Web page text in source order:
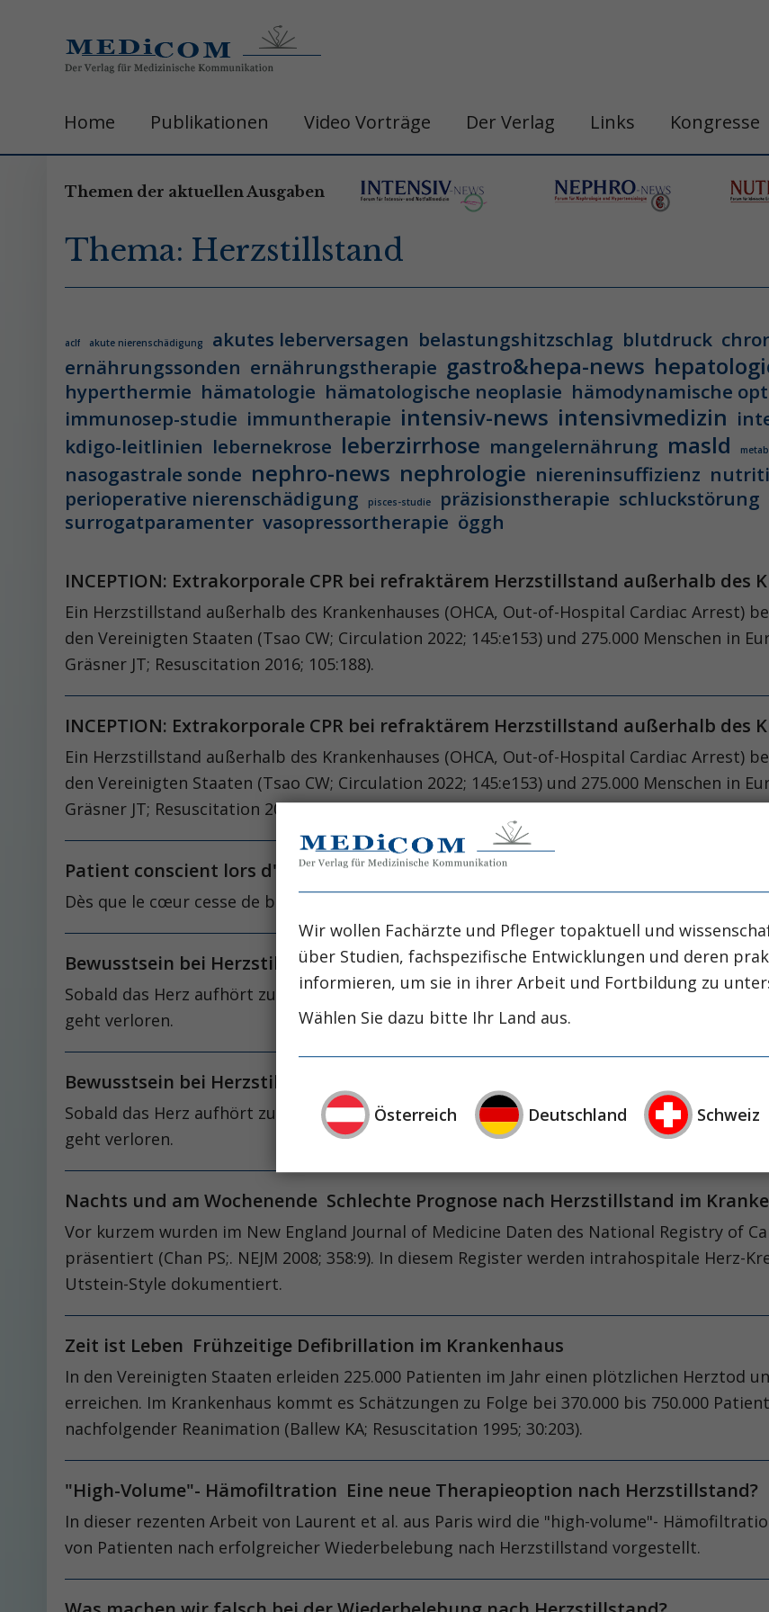
Home Publikationen Video Vorträge Der Verlag Links Kongresse
Themen der aktuellen Ausgaben
Thema: Herzstillstand
aclf akute nierenschädigung akutes leberversagen belastungshitzschlag blutdruck
ernährungssonden ernährungstherapie gastro&hepa-news
hyperthermie hämatologie hämatologische neoplasie hämodynamische
immunosep-studie immuntherapie intensiv-news intensivmedizin
kdigo-leitlinien lebernekrose leberzirrhose mangelernährung masld
nasogastrale sonde nephro-news nephrologie niereninsuffizienz
perioperative nierenschädigung
pisces-studie präzisionstherapie schluckstörung
surrogatparamenter vasopressortherapie öggh
INCEPTION: Extrakorporale CPR bei refraktärem Herzstillstand außerhalb des
Ein Herzstillstand außerhalb des Krankenhauses (OHCA, Out-of-Hospital Cardiac Arrest)
den Vereinigten Staaten (Tsao CW; Circulation 2022; 145:e153) und 275.000 Menschen in
Gräsner JT; Resuscitation 2016; 105:188).
INCEPTION: Extrakorporale CPR bei refraktärem Herzstillstand außerhalb des
Ein Herzstillstand außerhalb des Krankenhauses (OHCA, Out-of-Hospital Cardiac Arrest)
den Vereinigten Staaten (Tsao CW; Circulation 2022; 145:e153) und 275.000 Menschen in
Gräsner JT; Resuscitation 2016; 105:188).
Patient conscient lors d'un arrêt cardiaque?
Dès que le cœur cesse de battre, l'apport de sang et d'oxygène au cerveau est
Bewusstsein bei Herzstillstand?
Sobald das Herz aufhört zu schlagen, kommt die Versorgung des Gehirns mit Blut und
geht verloren.
Bewusstsein bei Herzstillstand?
Sobald das Herz aufhört zu schlagen, kommt die Versorgung des Gehirns mit Blut und
geht verloren.
Nachts und am Wochenende Schlechte Prognose nach Herzstillstand im
Vor kurzem wurden im New England Journal of Medicine Daten des National Registry of
präsentiert (Chan PS;. NEJM 2008; 358:9). In diesem Register werden intrahospitale
Utstein-Style dokumentiert.
Zeit ist Leben Frühzeitige Defibrillation im Krankenhaus
In den Vereinigten Staaten erleiden 225.000 Patienten im Jahr einen plötzlichen Herztod
erreichen. Im Krankenhaus kommt es Schätzungen zu Folge bei 370.000 bis 750.000
nachfolgender Reanimation (Ballew KA; Resuscitation 1995; 30:203).
"High-Volume"- Hämofiltration Eine neue Therapieoption nach Herzstillstand?
In dieser rezenten Arbeit von Laurent et al. aus Paris wird die "high-volume"-
von Patienten nach erfolgreicher Wiederbelebung nach Herzstillstand vorgestellt.
Wir wollen Fachärzte und Pfleger topaktuell und
über Studien, fachspezifische Entwicklungen und deren
informieren, um sie in ihrer Arbeit und Fortbildung zu
Wählen Sie dazu bitte Ihr Land aus.
Österreich Deutschland Schweiz